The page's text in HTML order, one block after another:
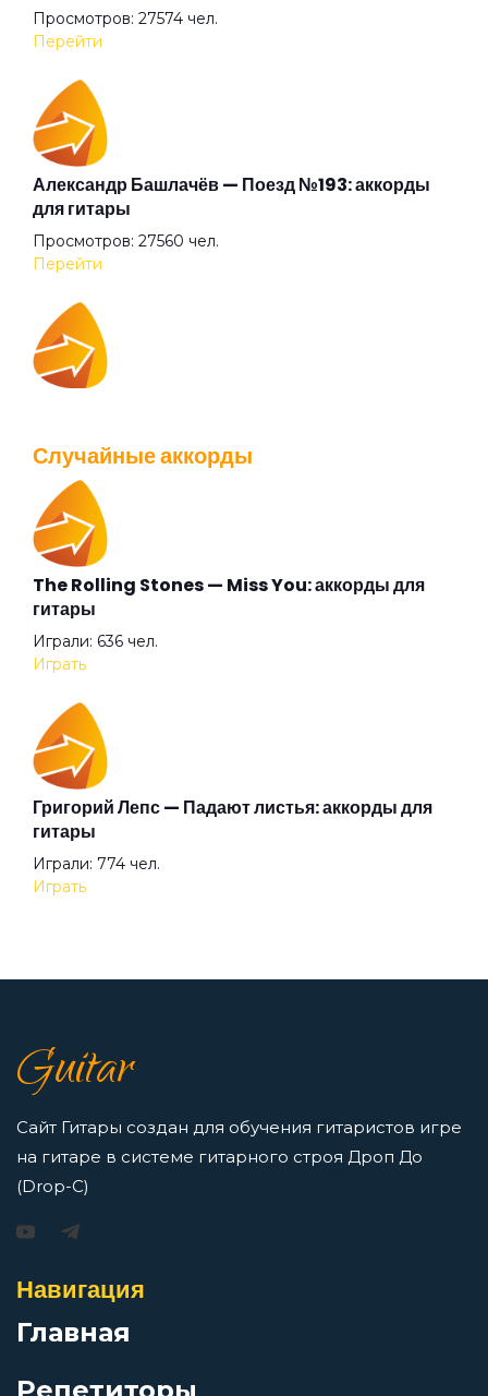
Иван человеков
Идиллия
К Элоизе
Казанова
Квадратные глаза
Князь тишины
Колёса любви
Красные листья
Крылья
Кто ещё...
Кто я?
Люди на холме
Люди
Маленький подвиг
Матерь богов
Просмотров: 27574 чел.
Перейти
Александр Башлачёв — Поезд №193: аккорды
для гитары
Просмотров: 27560 чел.
Перейти
Перейти
Валентин Стрыкало — Gay porn: аккорды для
гитары
Просмотров: 25692 чел.
Аккорды для начинающих играть на гитаре —
легкие и простые песни на гитаре
Просмотров: 23259 чел.
Перейти
7 нот в музыке: До, Ре, Ми, Фа, Соль, Ля, Си —
Просмотров: 16417 чел.
Перейти
гитары
Перейти
Случайные аккорды
The Rolling Stones — Miss You: аккорды для
гитары
Играли: 636 чел.
Играть
Григорий Лепс — Падают листья: аккорды для
гитары
Играли: 774 чел.
Играть
Guitar
Сайт Гитары создан для обучения гитаристов игре
на гитаре в системе гитарного строя Дроп До
(Drop-C)
Навигация
Главная